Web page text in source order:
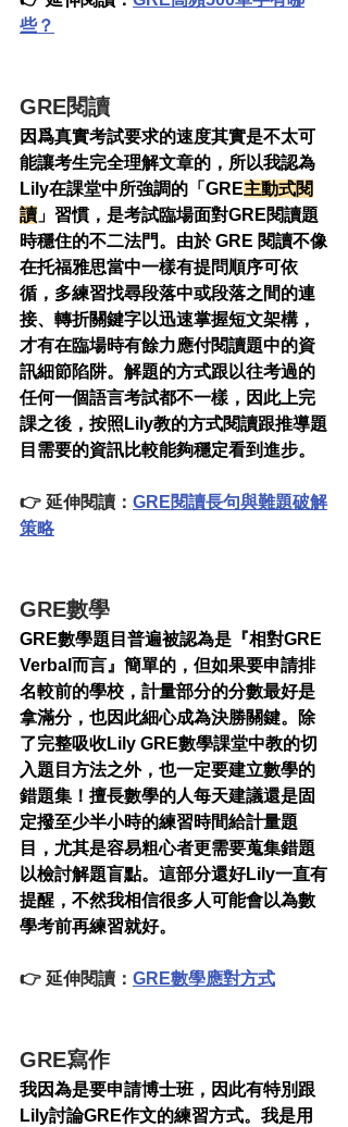
些？
GRE閱讀
因爲真實考試要求的速度其實是不太可
能讓考生完全理解文章的，所以我認為
Lily在課堂中所強調的「GRE主動式閱
讀 」習慣，是考試臨場面對GRE閱讀題
時穩住的不二法門。由於 GRE 閱讀不像
在托福雅思當中一樣有提問順序可依
循，多練習找尋段落中或段落之間的連
接、轉折關鍵字以迅速掌握短文架構，
才有在臨場時有餘力應付閱讀題中的資
訊細節陷阱。解題的方式跟以往考過的
任何一個語言考試都不一樣，因此上完
課之後，按照Lily教的方式閱讀跟推導題
目需要的資訊比較能夠穩定看到進步。
👉 延伸閱讀： GRE閱讀長句與難題破解
策略
GRE數學
GRE數學題目普遍被認為是『相對GRE
Verbal而言』簡單的，但如果要申請排
名較前的學校，計量部分的分數最好是
拿滿分，也因此細心成為決勝關鍵。除
了完整吸收Lily GRE數學課堂中教的切
入題目方法之外，也一定要建立數學的
錯題集！擅長數學的人每天建議還是固
定撥至少半小時的練習時間給計量題
目，尤其是容易粗心者更需要蒐集錯題
以檢討解題盲點。這部分還好Lily一直有
提醒，不然我相信很多人可能會以為數
學考前再練習就好。
👉 延伸閱讀： GRE數學應對方式
GRE寫作
我因為是要申請博士班，因此有特別跟
Lily討論GRE作文的練習方式。我是用